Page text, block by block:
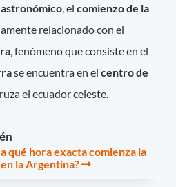
astronómico , elcomienzo de la
relacionado con el
, fenómeno que consiste en el
se encuentra en elcentro de
el ecuador celeste.
qué hora exacta comienza la
la Argentina?